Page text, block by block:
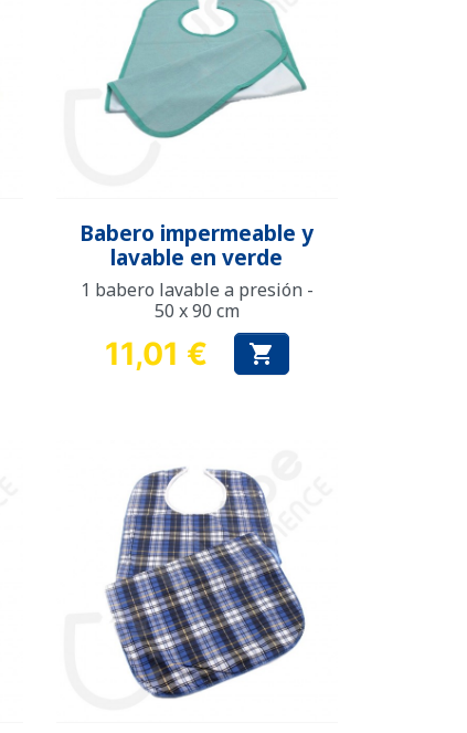
Vista rápida
Babero impermeable y
lavable en verde
1 babero lavable a presión -
50 x 90 cm
Precio
11,01 € 